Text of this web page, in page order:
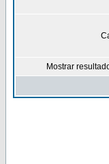
Mostrar